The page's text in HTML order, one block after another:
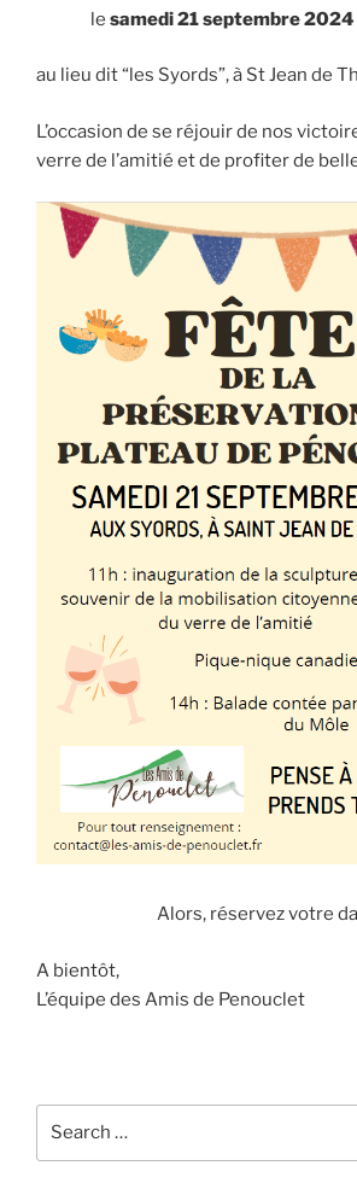
le samedi 21 septembre 2024
au lieu dit “les Syords”, à St Jean de
L’occasion de se réjouir de nos
verre de l’amitié et de profiter de
Alors, réservez votre
A bientôt,
L’équipe des Amis de Penouclet